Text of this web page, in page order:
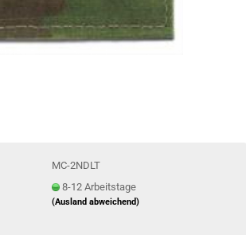
MC-2NDLT
8-12 Arbeitstage
(Ausland abweichend)